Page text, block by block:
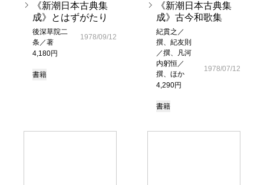
《新潮日本古典集
成》とはずがたり
後深草院二
条／著
4,180円
1978/09/12
書籍
《新潮日本古典集
成》古今和歌集
紀貫之／
撰、紀友則
／撰、凡河
内躬恒／
撰、ほか
4,290円
1978/07/12
書籍